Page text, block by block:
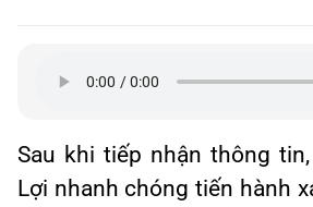
Sau khi tiếp nhận thông
Lợi nhanh chóng tiến hành